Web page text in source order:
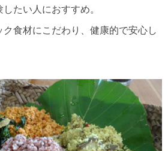
たい人におすすめ。
食材にこだわり、健康的で安心し